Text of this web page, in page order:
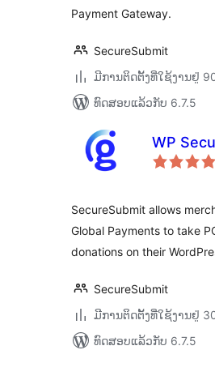
Payment Gateway.
SecureSubmit
ມີການຕິດຕັ້ງທີ່ໃຊ້ງານຢູ່
ທົດສອບແລ້ວກັບ 6.7.5
WP
SecureSubmit allows
Global Payments to take
donations on their
SecureSubmit
ມີການຕິດຕັ້ງທີ່ໃຊ້ງານຢູ່
ທົດສອບແລ້ວກັບ 6.7.5